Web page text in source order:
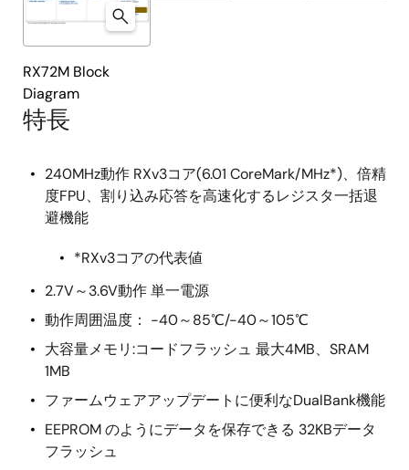
特長
240MHz動作 RXv3コア(6.01 CoreMark/MHz*)、倍精
度FPU、割り込み応答を高速化するレジスタ一括退
避機能
*RXv3コアの代表値
2.7V～3.6V動作 単一電源
動作周囲温度： -40～85℃/-40～105℃
大容量メモリ:コードフラッシュ 最大4MB、SRAM
1MB
ファームウェアアップデートに便利なDualBank機能
EEPROM のようにデータを保存できる 32KBデータ
フラッシュ
RX72M Block
Diagram